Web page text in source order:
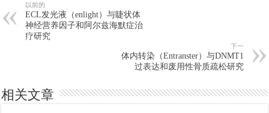
以前的
ECL发光液（enlight）与睫状体
神经营养因子和阿尔兹海默症治
疗研究
下一
体内转染（Entranster）与DNMT1
过表达和废用性骨质疏松研究
相关文章